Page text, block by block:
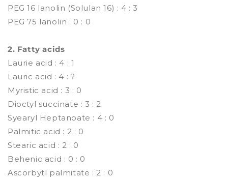
PEG 16 lanolin (Solulan 16) : 4 : 3
PEG 75 lanolin : 0 : 0
2. Fatty acids
Laurie acid : 4 : 1
Lauric acid : 4 : ?
Myristic acid : 3 : 0
Dioctyl succinate : 3 : 2
Syearyl Heptanoate : 4 : 0
Palmitic acid : 2 : 0
Stearic acid : 2 : 0
Behenic acid : 0 : 0
Ascorbytl palmitate : 2 : 0